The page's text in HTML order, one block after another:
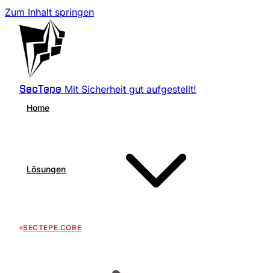
Zum Inhalt springen
SecTepe Mit Sicherheit gut aufgestellt!
Home
Lösungen
SECTEPE.CORE